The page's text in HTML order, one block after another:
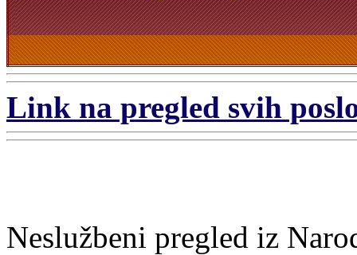
Link na pregled svih
Neslužbeni pregled iz